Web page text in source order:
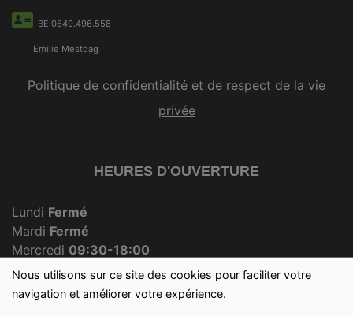
Nous utilisons sur ce site des cookies pour faciliter votre
navigation et améliorer votre expérience.
BE 0649.496.558
Emilie Mestdag
Politique de confidentialité et de respect de la vie
privée
HEURES D'OUVERTURE
Lundi Fermé
Mardi Fermé
Mercredi 09:30-18:00
JeudiFermé
Vendredi 09:30-18:00